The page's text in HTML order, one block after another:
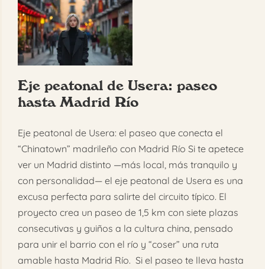
Eje peatonal de Usera: paseo
hasta Madrid Río
Eje peatonal de Usera: el paseo que conecta el
“Chinatown” madrileño con Madrid Río Si te apetece
ver un Madrid distinto —más local, más tranquilo y
con personalidad— el eje peatonal de Usera es una
excusa perfecta para salirte del circuito típico. El
proyecto crea un paseo de 1,5 km con siete plazas
consecutivas y guiños a la cultura china, pensado
para unir el barrio con el río y “coser” una ruta
amable hasta Madrid Río. Si el paseo te lleva hasta